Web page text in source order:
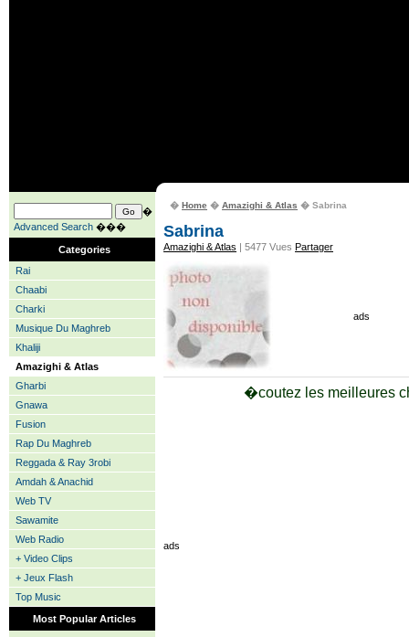
�
Advanced Search ���
Categories
Rai
Chaabi
Charki
Musique Du Maghreb
Khaliji
Amazighi & Atlas
Gharbi
Gnawa
Fusion
Rap Du Maghreb
Reggada & Ray 3robi
Amdah & Anachid
Web TV
Sawamite
Web Radio
+ Video Clips
+ Jeux Flash
Top Music
Most Popular Articles
� Home � Amazighi & Atlas � Sabrina
Sabrina
Amazighi & Atlas | 5477 Vues Partager
ads
�coutez les meilleures
ads